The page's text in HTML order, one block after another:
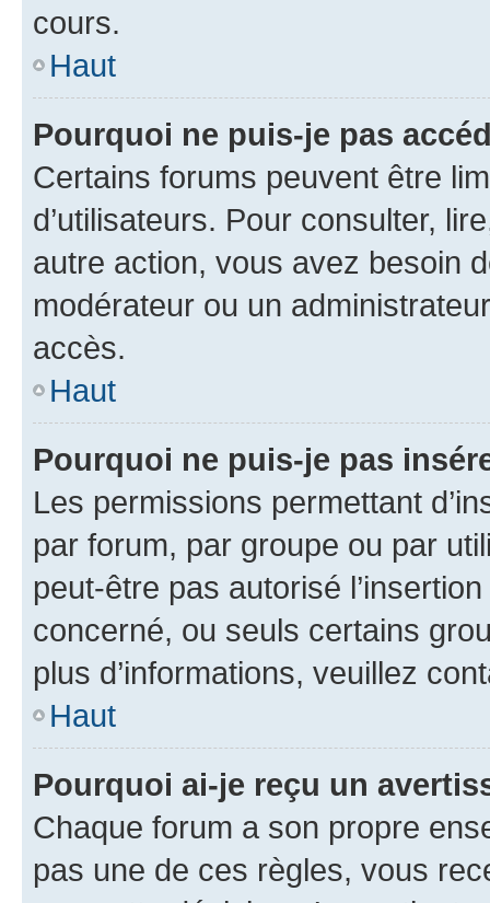
cours.
Haut
Pourquoi ne puis-je pas
Certains forums peuvent être
d’utilisateurs. Pour consulter,
autre action, vous avez besoin
modérateur ou un
accès.
Haut
Pourquoi ne puis-je pas
Les permissions permettant
par forum, par groupe ou par
peut-être pas autorisé
concerné, ou seuls certains
plus d’informations, veuillez
Haut
Pourquoi ai-je reçu un
Chaque forum a son propre
pas une de ces règles, vous